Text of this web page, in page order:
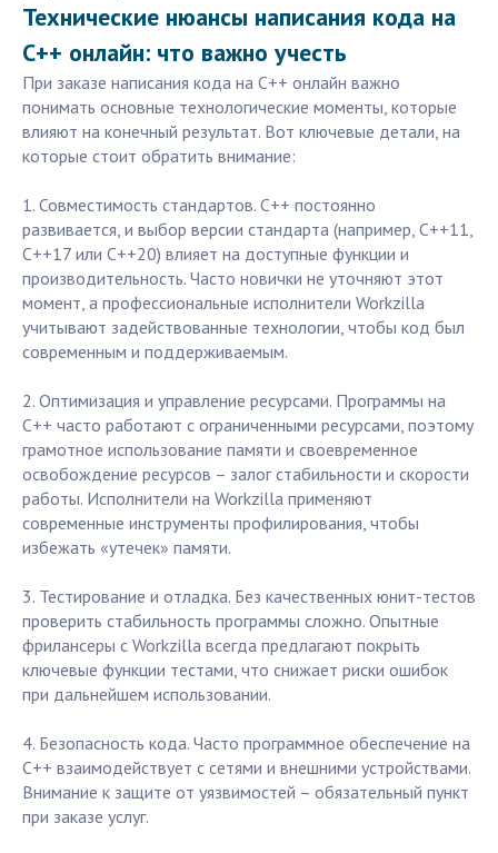
Технические нюансы написания кода на
C++ онлайн: что важно учесть
При заказе написания кода на C++ онлайн важно
понимать основные технологические моменты, которые
влияют на конечный результат. Вот ключевые детали, на
которые стоит обратить внимание:
1. Совместимость стандартов. С++ постоянно
развивается, и выбор версии стандарта (например, C++11,
C++17 или C++20) влияет на доступные функции и
производительность. Часто новички не уточняют этот
момент, а профессиональные исполнители Workzilla
учитывают задействованные технологии, чтобы код был
современным и поддерживаемым.
2. Оптимизация и управление ресурсами. Программы на
C++ часто работают с ограниченными ресурсами, поэтому
грамотное использование памяти и своевременное
освобождение ресурсов – залог стабильности и скорости
работы. Исполнители на Workzilla применяют
современные инструменты профилирования, чтобы
избежать «утечек» памяти.
3. Тестирование и отладка. Без качественных юнит-тестов
проверить стабильность программы сложно. Опытные
фрилансеры с Workzilla всегда предлагают покрыть
ключевые функции тестами, что снижает риски ошибок
при дальнейшем использовании.
4. Безопасность кода. Часто программное обеспечение на
C++ взаимодействует с сетями и внешними устройствами.
Внимание к защите от уязвимостей – обязательный пункт
при заказе услуг.